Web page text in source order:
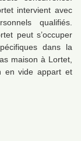
intervient avec
qualifiés.
peut s’occuper
dans la
maison à Lortet,
en vide appart et